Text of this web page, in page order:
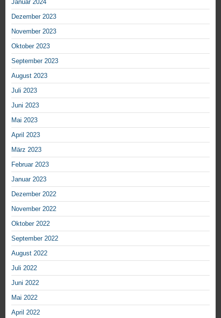
Januar 2024
Dezember 2023
November 2023
Oktober 2023
September 2023
August 2023
Juli 2023
Juni 2023
Mai 2023
April 2023
März 2023
Februar 2023
Januar 2023
Dezember 2022
November 2022
Oktober 2022
September 2022
August 2022
Juli 2022
Juni 2022
Mai 2022
April 2022